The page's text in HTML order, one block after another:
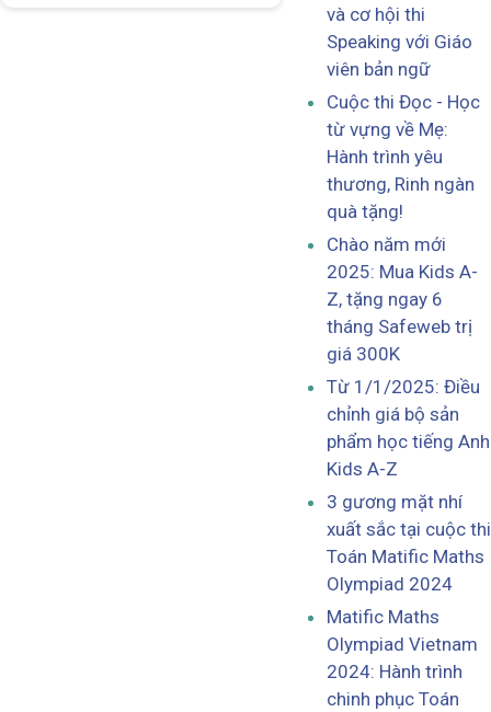
và cơ hội thi
Speaking với Giáo
viên bản ngữ
Cuộc thi Đọc - Học
từ vựng về Mẹ:
Hành trình yêu
thương, Rinh ngàn
quà tặng!
Chào năm mới
2025: Mua Kids A-
Z, tặng ngay 6
tháng Safeweb trị
giá 300K
Từ 1/1/2025: Điều
chỉnh giá bộ sản
phẩm học tiếng Anh
Kids A-Z
3 gương mặt nhí
xuất sắc tại cuộc thi
Toán Matific Maths
Olympiad 2024
Matific Maths
Olympiad Vietnam
2024: Hành trình
chinh phục Toán